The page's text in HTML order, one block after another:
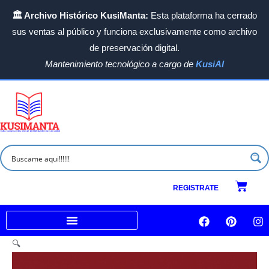
🏛️ Archivo Histórico KusiManta: Esta plataforma ha cerrado
sus ventas al público y funciona exclusivamente como archivo
de preservación digital.
Mantenimiento tecnológico a cargo de KusiAI
REGISTRATE
F
a
c
P
i
n
I
n
s
🔍